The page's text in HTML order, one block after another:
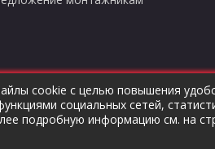
thermostock.ru вы соглашаетесь
на данном сайте в
© 2026
cookie с целью повышения
социальных сетей,
подробную информацию см. на